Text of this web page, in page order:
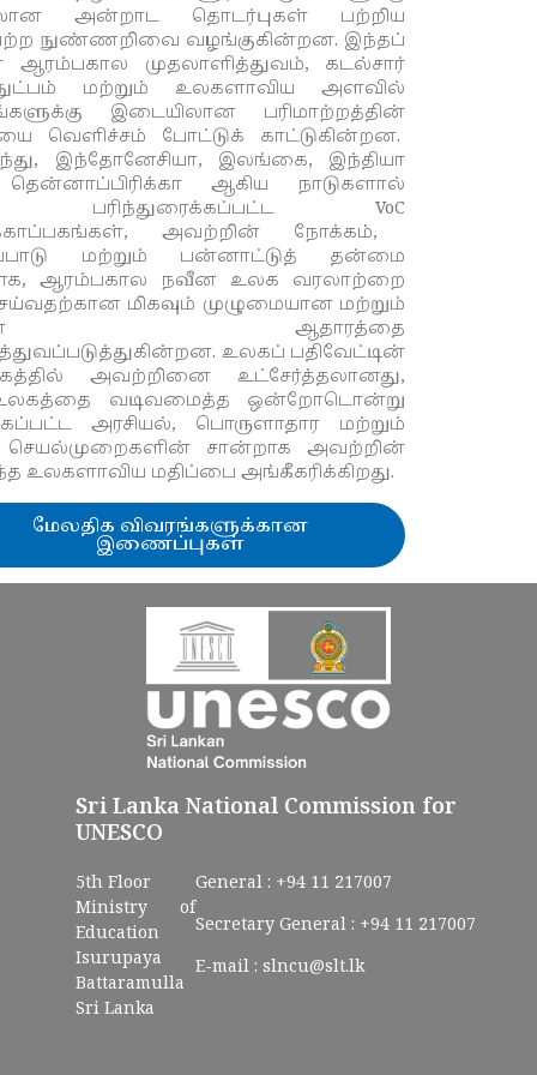
அன்றாட தொடர்புகள் பற்றிய
நுண்ணறிவை வழங்குகின்றன. இந்தப்
ஆரம்பகால முதலாளித்துவம், கடல்சார்
மற்றும் உலகளாவிய அளவில்
இடையிலான பரிமாற்றத்தின்
வெளிச்சம் போட்டுக் காட்டுகின்றன.
, இந்தோனேசியா, இலங்கை, இந்தியா
ஆகிய நாடுகளால்
பரிந்துரைக்கப்பட்டVoC
,அவற்றின் நோக்கம்,
மற்றும் பன்னாட்டுத் தன்மை
,ஆரம்பகால நவீன உலக வரலாற்றை
மிகவும் முழுமையான மற்றும்
ஆதாரத்தை
உலகப் பதிவேட்டின்
அவற்றினை உட்சேர்த்தலானது,
வடிவமைத்த ஒன்றோடொன்று
அரசியல், பொருளாதார மற்றும்
செயல்முறைகளின் சான்றாக அவற்றின்
உலகளாவிய மதிப்பை அங்கீகரிக்கிறது.
மேலதிக விவரங்களுக்கான
இணைப்புகள்
Sri Lanka National Commission for
UNESCO
5th Floor
Ministry of
Education
Isurupaya
Battaramulla
Sri Lanka
General : +94 11 217007
Secretary General : +94 11 217007
E-mail : slncu@slt.lk